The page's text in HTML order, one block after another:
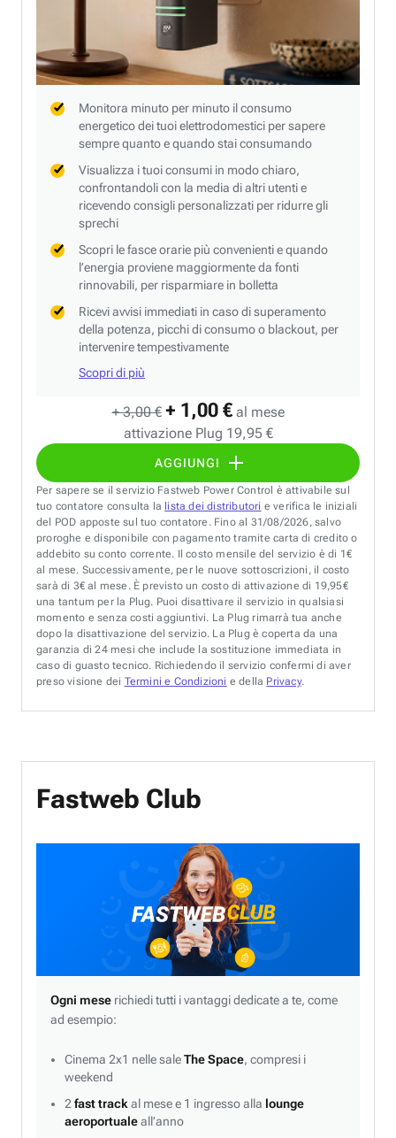
+ 3,00 € + 1,00 € al mese
attivazione Plug 19,95 €
AGGIUNGI
Monitora minuto per minuto il consumo
energetico dei tuoi elettrodomestici per sapere
sempre quanto e quando stai consumando
Visualizza i tuoi consumi in modo chiaro,
confrontandoli con la media di altri utenti e
ricevendo consigli personalizzati per ridurre gli
sprechi
Scopri le fasce orarie più convenienti e quando
l’energia proviene maggiormente da fonti
rinnovabili, per risparmiare in bolletta
Ricevi avvisi immediati in caso di superamento
della potenza, picchi di consumo o blackout, per
intervenire tempestivamente
Scopri di più
Per sapere se il servizio Fastweb Power Control è attivabile sul
tuo contatore consulta la lista dei distributori e verifica le iniziali
del POD apposte sul tuo contatore. Fino al 31/08/2026, salvo
proroghe e disponibile con pagamento tramite carta di credito o
addebito su conto corrente. Il costo mensile del servizio è di 1€
al mese. Successivamente, per le nuove sottoscrizioni, il costo
sarà di 3€ al mese. È previsto un costo di attivazione di 19,95€
una tantum per la Plug. Puoi disattivare il servizio in qualsiasi
momento e senza costi aggiuntivi. La Plug rimarrà tua anche
dopo la disattivazione del servizio. La Plug è coperta da una
garanzia di 24 mesi che include la sostituzione immediata in
caso di guasto tecnico. Richiedendo il servizio confermi di aver
preso visione dei Termini e Condizioni e della Privacy.
Fastweb Club
Ogni mese richiedi tutti i vantaggi dedicate a te, come
ad esempio:
Cinema 2x1 nelle saleThe Space, compresi i
weekend
2 fast track al mese e 1 ingresso alla lounge
aeroportualeall’anno